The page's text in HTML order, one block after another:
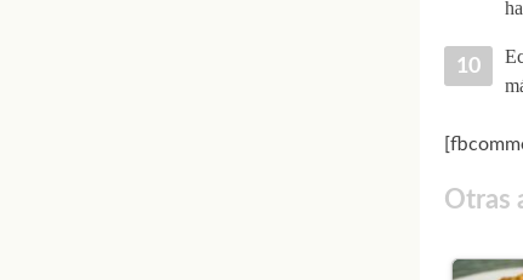
Otras